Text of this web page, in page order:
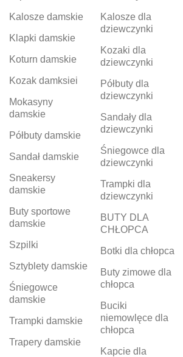
Kalosze damskie
Klapki damskie
Koturn damskie
Kozak damksiei
Mokasyny
damskie
Półbuty damskie
Sandał damskie
Sneakersy
damskie
Buty sportowe
damskie
Szpilki
Sztyblety damskie
Śniegowce
damskie
Trampki damskie
Trapery damskie
Kalosze dla
dziewczynki
Kozaki dla
dziewczynki
Półbuty dla
dziewczynki
Sandały dla
dziewczynki
Śniegowce dla
dziewczynki
Trampki dla
dziewczynki
BUTY DLA
CHŁOPCA
Botki dla chłopca
Buty zimowe dla
chłopca
Buciki
niemowlęce dla
chłopca
Kapcie dla